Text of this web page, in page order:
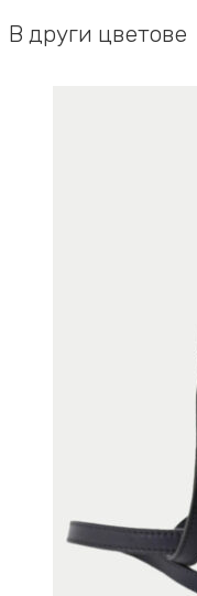
В други цветове